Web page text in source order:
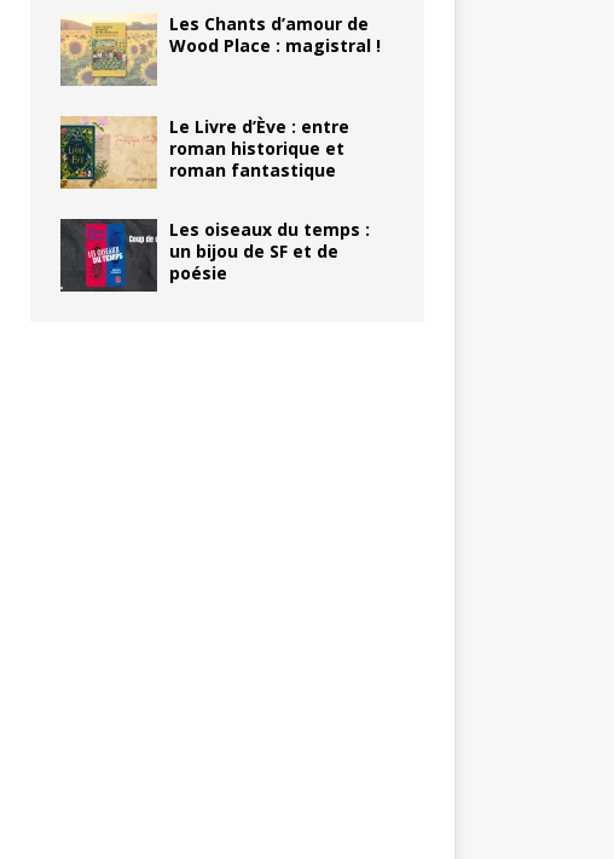
Les Chants d’amour de
Wood Place : magistral !
Le Livre d’Ève : entre
roman historique et
roman fantastique
Les oiseaux du temps :
un bijou de SF et de
poésie